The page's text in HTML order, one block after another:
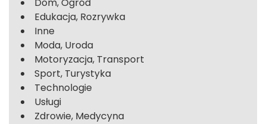
Dom, Ogród
Edukacja, Rozrywka
Inne
Moda, Uroda
Motoryzacja, Transport
Sport, Turystyka
Technologie
Usługi
Zdrowie, Medycyna